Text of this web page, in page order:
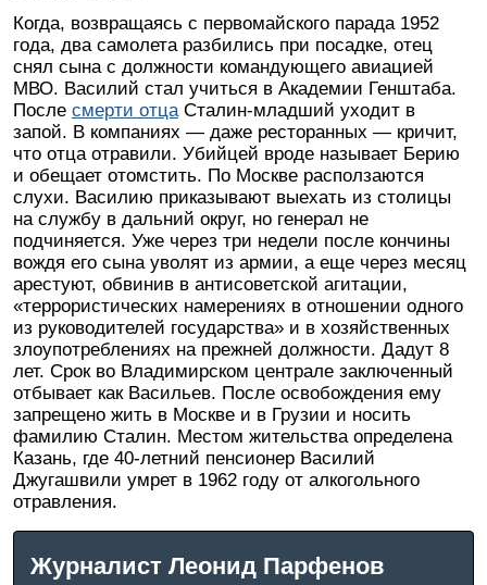
Когда, возвращаясь с первомайского парада 1952
года, два самолета разбились при посадке, отец
снял сына с должности командующего авиацией
МВО. Василий стал учиться в Академии Генштаба.
После смерти отцаСталин-младший уходит в
запой. В компаниях — даже ресторанных — кричит,
что отца отравили. Убийцей вроде называет Берию
и обещает отомстить. По Москве расползаются
слухи. Василию приказывают выехать из столицы
на службу в дальний округ, но генерал не
подчиняется. Уже через три недели после кончины
вождя его сына уволят из армии, а еще через месяц
арестуют, обвинив в антисоветской агитации,
«террористических намерениях в отношении одного
из руководителей государства» и в хозяйственных
злоупотреблениях на прежней должности. Дадут 8
лет. Срок во Владимирском централе заключенный
отбывает как Васильев. После освобождения ему
запрещено жить в Москве и в Грузии и носить
фамилию Сталин. Местом жительства определена
Казань, где 40-летний пенсионер Василий
Джугашвили умрет в 1962 году от алкогольного
отравления.
Журналист Леонид Парфенов